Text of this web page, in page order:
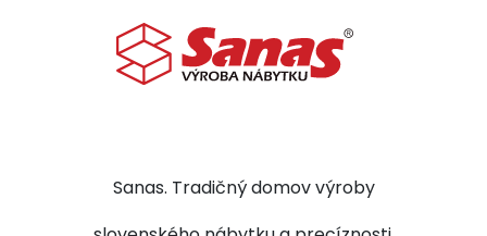
Sanas. Tradičný domov výroby